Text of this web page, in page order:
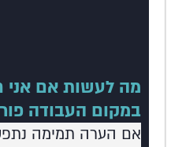
מה לעשות אם
במקום העבודה
אם הערה תמימה